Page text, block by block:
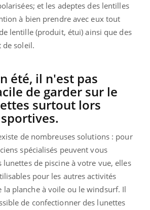
et les adeptes des lentilles
à bien prendre avec eux tout
lentille (produit, étui) ainsi que des
de soleil.
été, il n'est pas
de garder sur le
surtout lors
de nombreuses solutions : pour
spécialisés peuvent vous
lunettes de piscine à votre vue, elles
pour les autres activités
la planche à voile ou le windsurf. Il
de confectionner des lunettes